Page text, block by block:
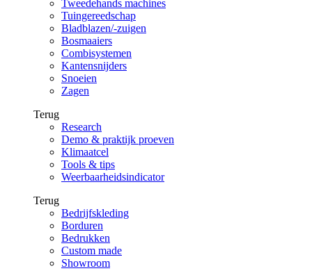
Tweedehands machines
Tuingereedschap
Bladblazen/-zuigen
Bosmaaiers
Combisystemen
Kantensnijders
Snoeien
Zagen
Terug
Research
Demo & praktijk proeven
Klimaatcel
Tools & tips
Weerbaarheidsindicator
Terug
Bedrijfskleding
Borduren
Bedrukken
Custom made
Showroom